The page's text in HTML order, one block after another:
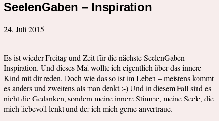
SeelenGaben – Inspiration
24. Juli 2015
Es ist wieder Freitag und Zeit für die nächste SeelenGaben-
Inspiration. Und dieses Mal wollte ich eigentlich über das innere
Kind mit dir reden. Doch wie das so ist im Leben – meistens kommt
es anders und zweitens als man denkt :-) Und in diesem Fall sind es
nicht die Gedanken, sondern meine innere Stimme, meine Seele, die
mich liebevoll lenkt und der ich mich gerne anvertraue.